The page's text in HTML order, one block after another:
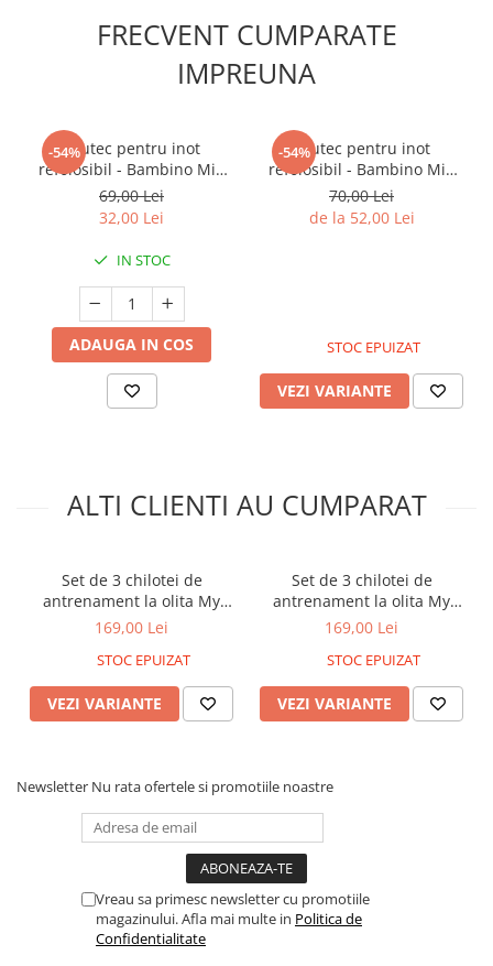
FRECVENT CUMPARATE
IMPREUNA
-54%Scutec pentru inot
refolosibil - Bambino Mio
Marimea S
69,00 Lei
32,00 Lei
IN STOC
ADAUGA IN COS
-54%Scutec pentru inot
refolosibil - Bambino Mio
Marimea M
70,00 Lei
de la 52,00 Lei
STOC EPUIZAT
VEZI VARIANTE
ALTI CLIENTI AU CUMPARAT
Set de 3 chilotei de
antrenament la olita My
Little Training Pants, 3-4
169,00 Lei
STOC EPUIZAT
VEZI VARIANTE
Set de 3 chilotei de
antrenament la olita My
Little Training Pants, 2-3
169,00 Lei
STOC EPUIZAT
VEZI VARIANTE
Newsletter Nu rata ofertele si promotiile noastre
Vreau sa primesc newsletter cu promotiile
magazinului. Afla mai multe in Politica de
Confidentialitate